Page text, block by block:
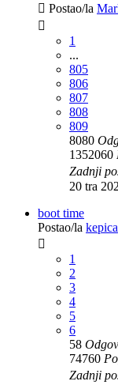
Postao/la
1
...
805
806
807
808
809
8080
1352060
Zadnji
20 tra
boot time
Postao/la kepica
1
2
3
4
5
6
58
74760
Zadnji